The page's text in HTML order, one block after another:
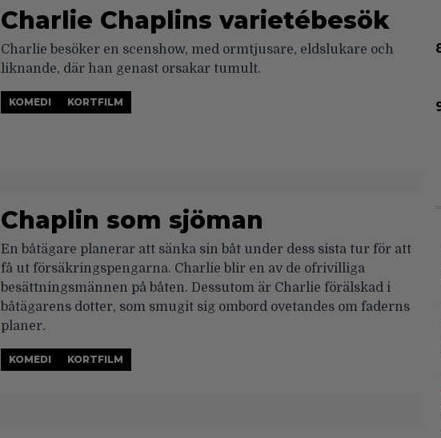
Charlie Chaplins varietébesök
Charlie besöker en scenshow, med ormtjusare, eldslukare och
liknande, där han genast orsakar tumult.
KOMEDI KORTFILM
Chaplin som sjöman
En båtägare planerar att sänka sin båt under dess sista tur för att
få ut försäkringspengarna. Charlie blir en av de ofrivilliga
besättningsmännen på båten. Dessutom är Charlie förälskad i
båtägarens dotter, som smugit sig ombord ovetandes om faderns
planer.
KOMEDI KORTFILM